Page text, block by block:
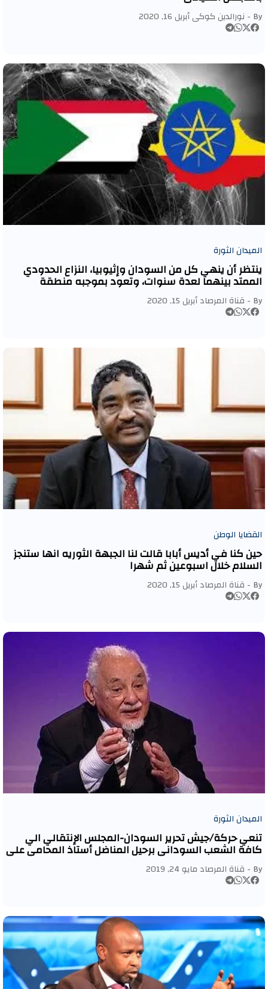
By - نورالدين كوكىأبريل 16, 2020
الميدان الثورة
ينتظر أن ينهي كل من السودان وإثيوبيا، النزاع الحدودي
الممتد بينهما لعدة سنوات، وتعود بموجبه منطقة
«الفشقة» المتنازع عليها بين البلدين، الحضن السوداني في
غضون أسبوعين.
By - قناة المرصادأبريل 15, 2020
القضايا الوطن
حين كنا في أديس أبابا قالت لنا الجبهة الثوريه انها ستنجز
السلام خلال اسبوعين ثم شهرا
By - قناة المرصادأبريل 15, 2020
الميدان الثورة
تنعي حركة/جيش تحرير السودان-المجلس الإنتقالي الي
كافة الشعب السوداني برحيل المناضل أستاذ المحامي علي
محمود حسنين / رئيس الجبهة الوطنية العريضةBy - قناة المرصاد مايو 24, 2019